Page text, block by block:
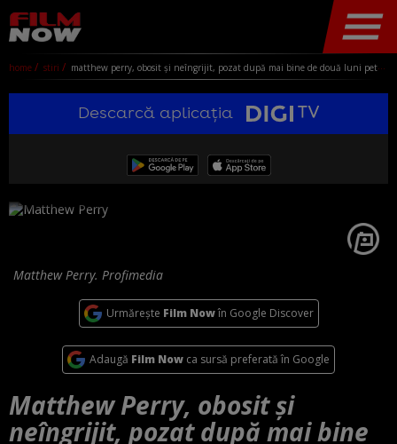
home stiri matthew perry, obosit și neîngrijit, pozat după mai bine de două luni petrecute într-un con de umbră. nu a mai ieșit în public după ce și-a lansat carte de memorii
Descarcă aplicația
Matthew Perry. Profimedia
Urmărește Film Nowîn Google Discover
Adaugă Film Now ca sursă preferată în Google
Matthew Perry, obosit și
neîngrijit, pozat după mai bine